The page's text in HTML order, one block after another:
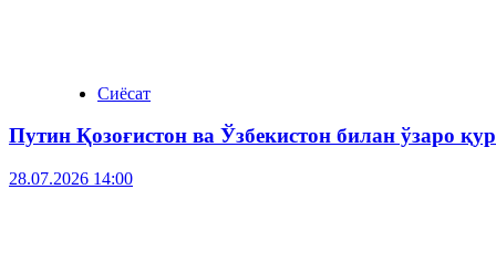
Сиёсат
Путин Қозоғистон ва Ўзбекистон билан ўзаро
28.07.2026 14:00